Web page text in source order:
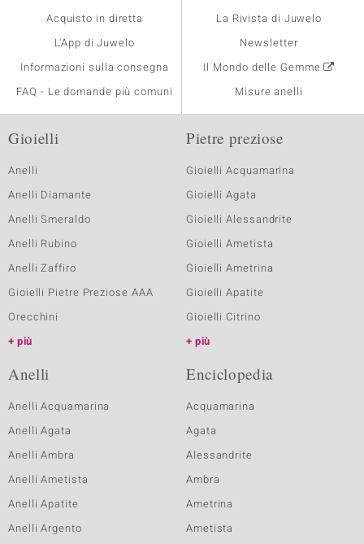
Acquisto in diretta
L'App di Juwelo
Informazioni sulla consegna
FAQ - Le domande più comuni
La Rivista di Juwelo
Newsletter
Il Mondo delle Gemme
Misure anelli
Gioielli
Anelli
Anelli Diamante
Anelli Smeraldo
Anelli Rubino
Anelli Zaffiro
Gioielli Pietre Preziose AAA
Orecchini
più
Pietre preziose
Gioielli Acquamarina
Gioielli Agata
Gioielli Alessandrite
Gioielli Ametista
Gioielli Ametrina
Gioielli Apatite
Gioielli Citrino
più
Anelli
Anelli Acquamarina
Anelli Agata
Anelli Ambra
Anelli Ametista
Anelli Apatite
Anelli Argento
Enciclopedia
Acquamarina
Agata
Alessandrite
Ambra
Ametrina
Ametista